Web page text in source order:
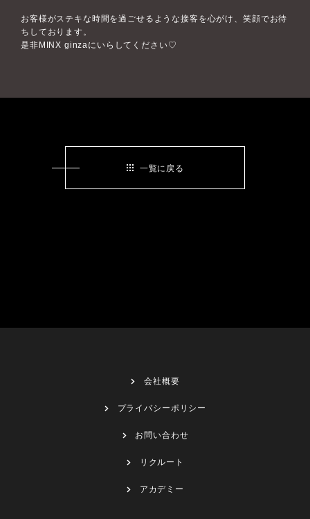
お客様がステキな時間を過ごせるような接客を心がけ、笑顔でお待
ちしております。
是非MINX ginzaにいらしてください♡
一覧に戻る
会社概要
プライバシーポリシー
お問い合わせ
リクルート
アカデミー